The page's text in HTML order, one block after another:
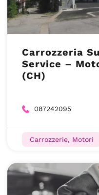
Carrozzeria
Service –
(CH)
087242095
Carrozzerie, Motori